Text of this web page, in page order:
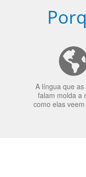
A língua que as
falam molda a
como elas